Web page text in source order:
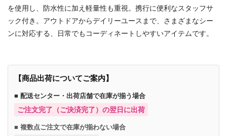
を使用し、防水性に加え軽量性も重視。携行に便利なスタッフサ
ック付き。アウトドアからデイリーユースまで、さまざまなシー
ンに対応する、日常でもコーディネートしやすいアイテムです。
【商品出荷についてご案内】
■ 配送センター・出荷店舗で在庫が揃う場合
ご注文完了（ご決済完了）の翌日に出荷
■ 複数点ご注文で在庫が揃わない場合